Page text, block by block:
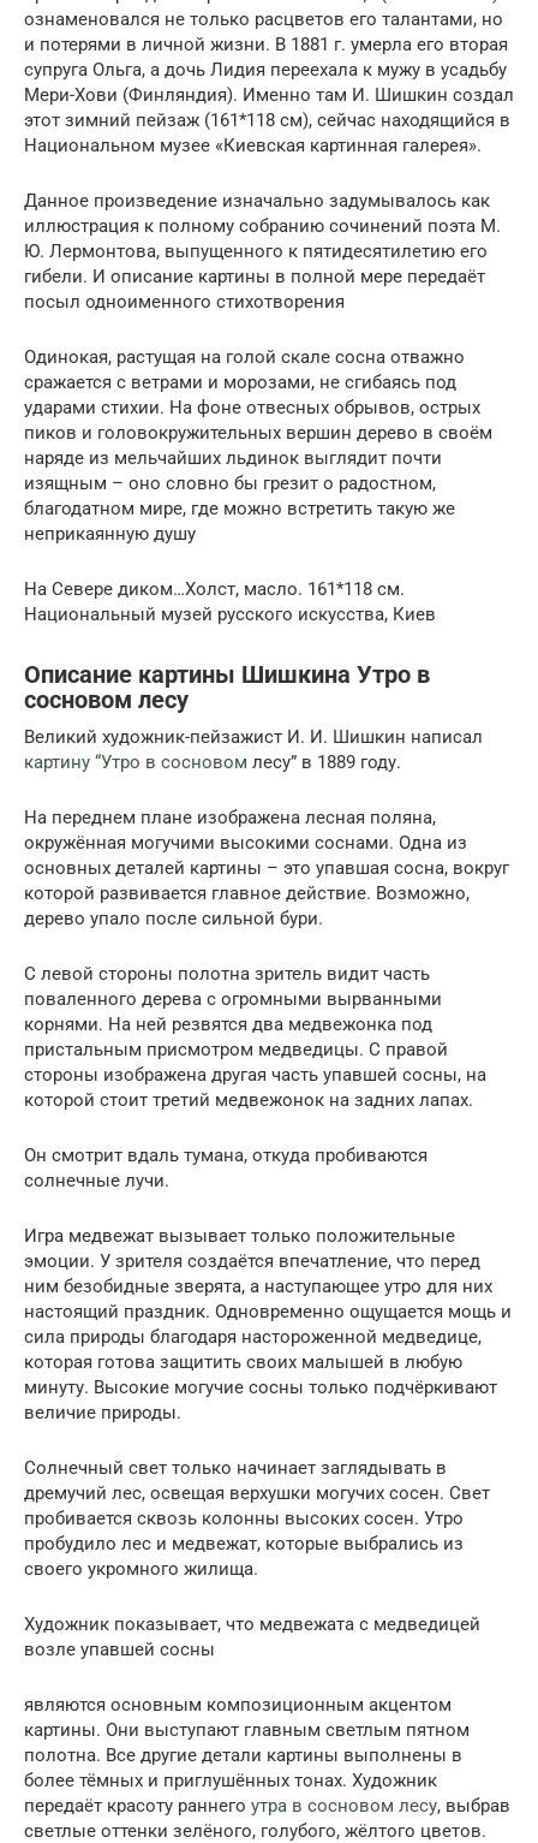
ознаменовался не только расцветов его талантами, но
и потерями в личной жизни. В 1881 г. умерла его вторая
супруга Ольга, а дочь Лидия переехала к мужу в усадьбу
Мери-Хови (Финляндия). Именно там И. Шишкин создал
этот зимний пейзаж (161*118 см), сейчас находящийся в
Национальном музее «Киевская картинная галерея».
Данное произведение изначально задумывалось как
иллюстрация к полному собранию сочинений поэта М.
Ю. Лермонтова, выпущенного к пятидесятилетию его
гибели. И описание картины в полной мере передаёт
посыл одноименного стихотворения
Одинокая, растущая на голой скале сосна отважно
сражается с ветрами и морозами, не сгибаясь под
ударами стихии. На фоне отвесных обрывов, острых
пиков и головокружительных вершин дерево в своём
наряде из мельчайших льдинок выглядит почти
изящным – оно словно бы грезит о радостном,
благодатном мире, где можно встретить такую же
неприкаянную душу
На Севере диком…Холст, масло. 161*118 см.
Национальный музей русского искусства, Киев
Описание картины Шишкина Утро в
сосновом лесу
Великий художник-пейзажист И. И. Шишкин написал
картину “Утро в сосновом лесу” в 1889 году.
На переднем плане изображена лесная поляна,
окружённая могучими высокими соснами. Одна из
основных деталей картины – это упавшая сосна, вокруг
которой развивается главное действие. Возможно,
дерево упало после сильной бури.
С левой стороны полотна зритель видит часть
поваленного дерева с огромными вырванными
корнями. На ней резвятся два медвежонка под
пристальным присмотром медведицы. С правой
стороны изображена другая часть упавшей сосны, на
которой стоит третий медвежонок на задних лапах.
Он смотрит вдаль тумана, откуда пробиваются
солнечные лучи.
Игра медвежат вызывает только положительные
эмоции. У зрителя создаётся впечатление, что перед
ним безобидные зверята, а наступающее утро для них
настоящий праздник. Одновременно ощущается мощь и
сила природы благодаря настороженной медведице,
которая готова защитить своих малышей в любую
минуту. Высокие могучие сосны только подчёркивают
величие природы.
Солнечный свет только начинает заглядывать в
дремучий лес, освещая верхушки могучих сосен. Свет
пробивается сквозь колонны высоких сосен. Утро
пробудило лес и медвежат, которые выбрались из
своего укромного жилища.
Художник показывает, что медвежата с медведицей
возле упавшей сосны
являются основным композиционным акцентом
картины. Они выступают главным светлым пятном
полотна. Все другие детали картины выполнены в
более тёмных и приглушённых тонах. Художник
передаёт красоту раннего утра в сосновом лесу, выбрав
светлые оттенки зелёного, голубого, жёлтого цветов.